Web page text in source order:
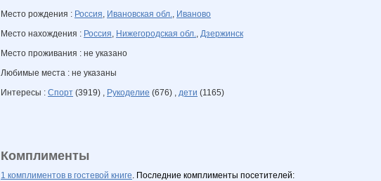
Место рождения : Россия, Ивановская обл., Иваново
Место нахождения : Россия, Нижегородская обл., Дзержинск
Место проживания : не указано
Любимые места : не указаны
Интересы : Спорт (3919) , Рукоделие (676) , дети (1165)
Комплименты
1 комплиментов в гостевой книге. Последние комплименты посетителей: